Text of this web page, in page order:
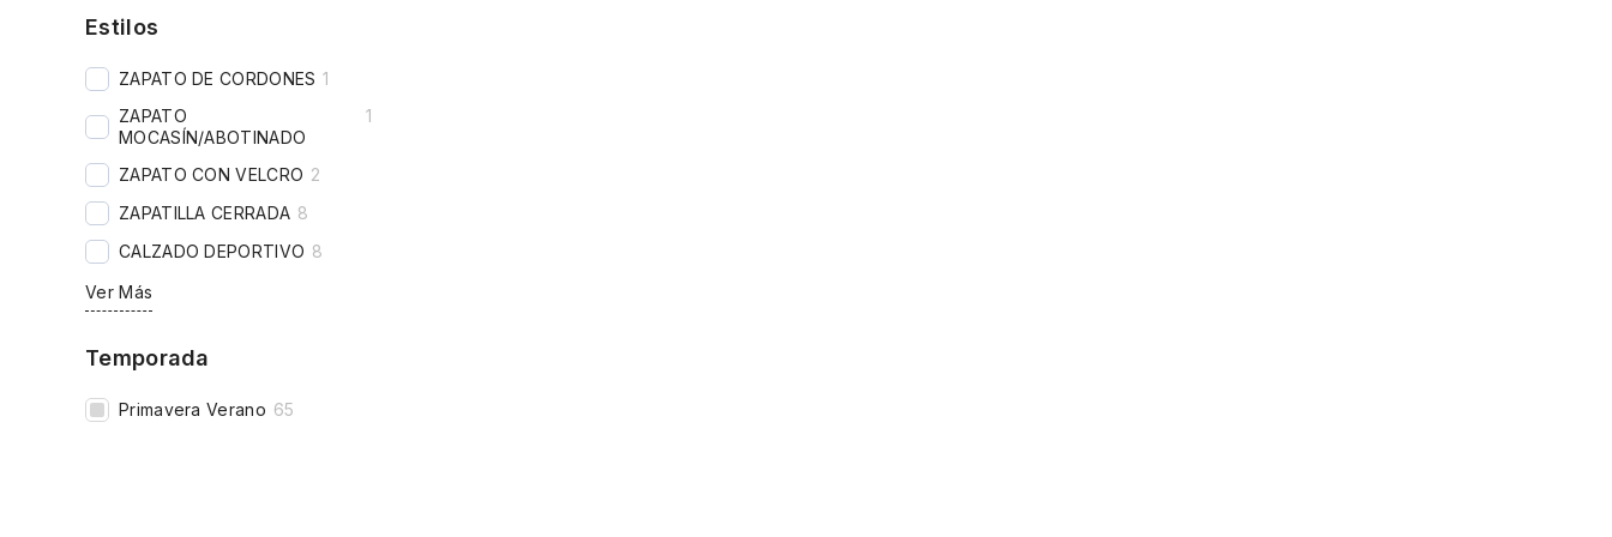
Estilos
ZAPATO DE CORDONES 1
ZAPATO
MOCASÍN/ABOTINADO
1
ZAPATO CON VELCRO 2
ZAPATILLA CERRADA 8
CALZADO DEPORTIVO 8
Ver Más
Temporada
Primavera Verano 65